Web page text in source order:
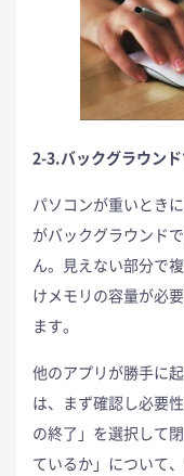
2-3.バックグラウン
パソコンが重いとき
がバックグラウンド
ん。見えない部分で
けメモリの容量が必
ます。
他のアプリが勝手に
は、まず確認し必要
の終了」を選択して
ているか」について